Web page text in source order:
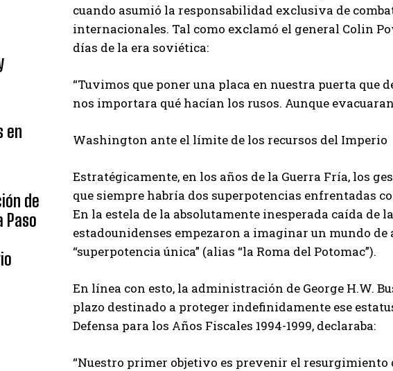
en
de
Paso
cuando asumió la responsabilidad exclusiva de
internacionales. Tal como exclamó el general Colin
días de la era soviética:
“Tuvimos que poner una placa en nuestra puerta que
nos importara qué hacían los rusos. Aunque
Washington ante el límite de los recursos del Imperio
Estratégicamente, en los años de la Guerra Fría, los
que siempre habría dos superpotencias enfrentadas
En la estela de la absolutamente inesperada caída de
estadounidenses empezaron a imaginar un mundo de
“superpotencia única” (alias “la Roma del Potomac”).
En línea con esto, la administración de George H.W.
plazo destinado a proteger indefinidamente ese
Defensa para los Años Fiscales 1994-1999, declaraba:
“Nuestro primer objetivo es prevenir el